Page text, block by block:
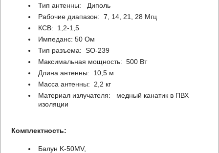
Тип антенны: Диполь
Рабочие диапазон: 7, 14, 21, 28 Мгц
КСВ: 1,2-1,5
Импеданс: 50 Ом
Тип разъема: SO-239
Максимальная мощность: 500 Вт
Длина антенны: 10,5 м
Масса антенны: 2,2 кг
Материал излучателя: медный канатик в ПВХ
изоляции
Комплектность:
Балун K-50MV,